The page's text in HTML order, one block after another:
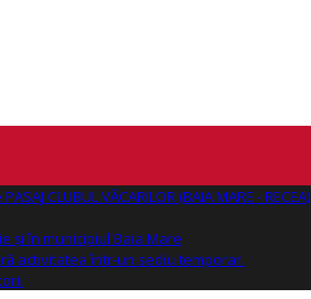
CLUBUL VĂCARILOR (BAIA MARE - RECEA)
și în municipiul Baia Mare
activitatea într-un sediu temporar.